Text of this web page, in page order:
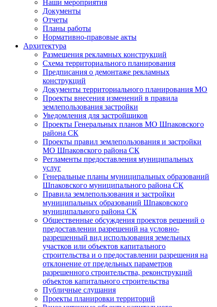
Наши мероприятия
Документы
Отчеты
Планы работы
Нормативно-правовые акты
Архитектура
Размещения рекламных конструкций
Схема территориального планирования
Предписания о демонтаже рекламных
конструкций
Документы территориального планирования МО
Проекты внесения изменений в правила
землепользования застройки
Уведомления для застройщиков
Проекты Генеральных планов МО Шпаковского
района СК
Проекты правил землепользования и застройки
МО Шпаковского района СК
Регламенты предоставления муниципальных
услуг
Генеральные планы муниципальных образований
Шпаковского муниципального района СК
Правила землепользования и застройки
муниципальных образований Шпаковского
муниципального района СК
Общественные обсуждения проектов решений о
предоставлении разрешений на условно-
разрешенный вид использования земельных
участков или объектов капитального
строительства и о предоставлении разрешения на
отклонение от предельных параметров
разрешенного строительства, реконструкций
объектов капитального строительства
Публичные слушания
Проекты планировки территорий